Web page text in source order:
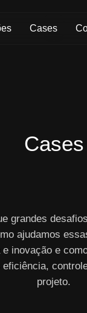
Cases
Cases
grandes
ajudamos
inovação e
projeto.